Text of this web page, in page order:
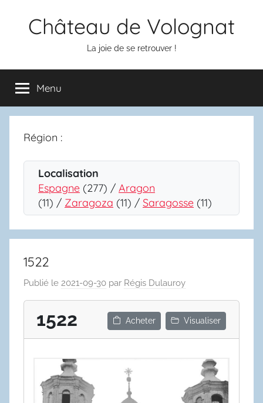
Château de Volognat
La joie de se retrouver !
Menu
Région :
Localisation
Espagne (277) / Aragon
(11) / Zaragoza (11) / Saragosse (11)
1522
Publié le 2021-09-30 par Régis Dulauroy
1522 Acheter Visualiser